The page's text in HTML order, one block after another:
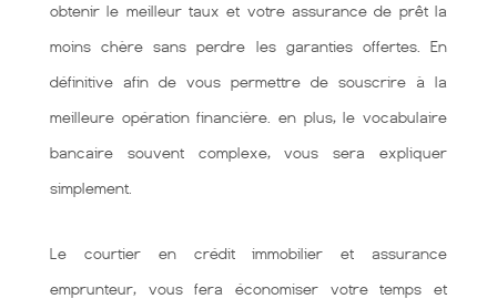
obtenir le meilleur taux et votre assurance de prêt la
moins chère sans perdre les garanties offertes. En
définitive afin de vous permettre de souscrire à la
meilleure opération financière. en plus, le vocabulaire
bancaire souvent complexe, vous sera expliquer
simplement.
Le courtier en crédit immobilier et assurance
emprunteur, vous fera économiser votre temps et